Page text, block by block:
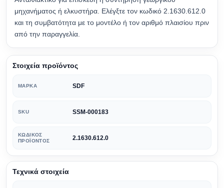
μηχανήματος ή ελκυστήρα. Ελέγξτε τον κωδικό 2.1630.612.0
και τη συμβατότητα με το μοντέλο ή τον αριθμό πλαισίου πριν
από την παραγγελία.
Στοιχεία προϊόντος
ΜΆΡΚΑ SDF
SKU SSM-000183
ΚΩΔΙΚΌΣ
ΠΡΟΪΌΝΤΟΣ
2.1630.612.0
Τεχνικά στοιχεία